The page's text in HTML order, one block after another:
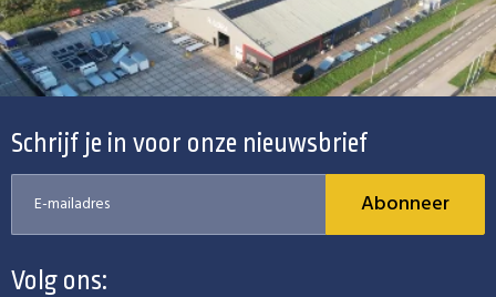
Schrijf je in voor onze nieuwsbrief
Abonneer
Volg ons: